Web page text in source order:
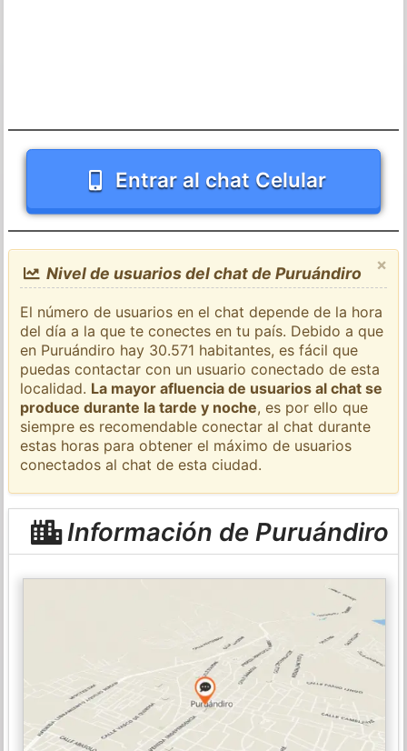
Entrar al chat Celular
×
Nivel de usuarios del chat de Puruándiro
El número de usuarios en el chat depende de la hora
del día a la que te conectes en tu país. Debido a que
en Puruándiro hay 30.571 habitantes, es fácil que
puedas contactar con un usuario conectado de esta
localidad. La mayor afluencia de usuarios al chat se
produce durante la tarde y noche, es por ello que
siempre es recomendable conectar al chat durante
estas horas para obtener el máximo de usuarios
conectados al chat de esta ciudad.
Información de Puruándiro